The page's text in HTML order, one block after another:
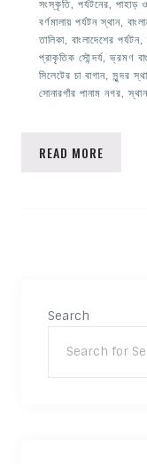
সংস্কৃতি পর্যটনের পাহাড়
বর্ণমালায় পর্যটন স্থান,
তালিকা, বাংলাদেশের পর্যটন,
প্রাকৃতিক সৌন্দর্য,ভ্রমণ
সিলেটের চা বাগান, সুন্দর
সোনারগাঁর পানাম নগর ,
READ MORE
Search